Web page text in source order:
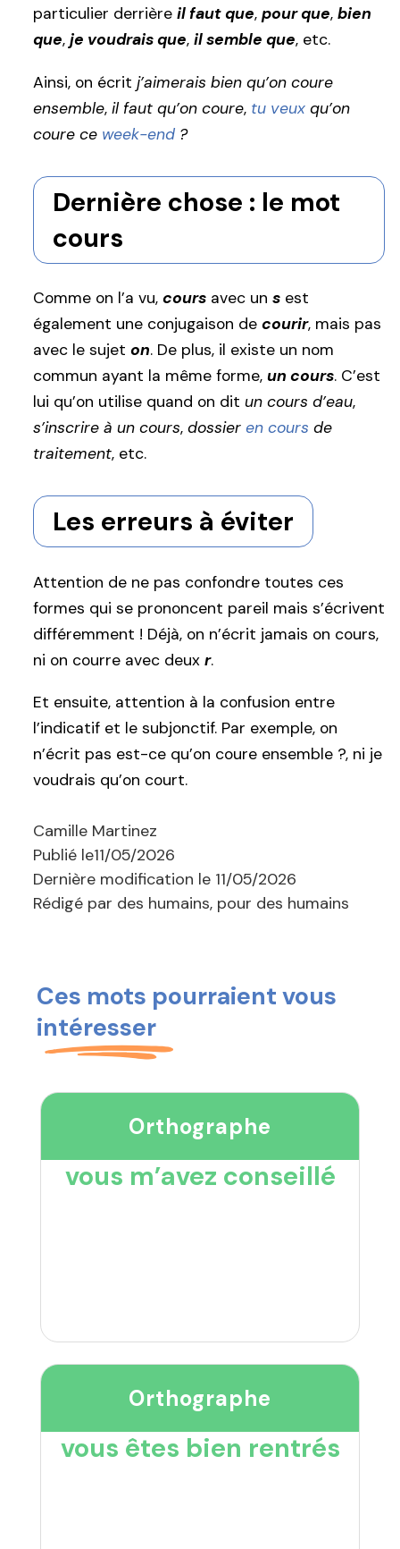
particulier derrière il faut que, pour que, bien
que, je voudrais que, il semble que, etc.
Ainsi, on écrit j’aimerais bien qu’on coure
ensemble, il faut qu’on coure, tu veux qu’on
coure ce week-end ?
Dernière chose : le mot
cours
Comme on l’a vu, cours avec un s est
également une conjugaison de courir, mais pas
avec le sujet on. De plus, il existe un nom
commun ayant la même forme, un cours. C’est
lui qu’on utilise quand on dit un cours d’eau,
s’inscrire à un cours, dossier en cours de
traitement, etc.
Les erreurs à éviter
Attention de ne pas confondre toutes ces
formes qui se prononcent pareil mais s’écrivent
différemment ! Déjà, on n’écrit jamais on cours,
ni on courre avec deux r.
Et ensuite, attention à la confusion entre
l’indicatif et le subjonctif. Par exemple, on
n’écrit pas est-ce qu’on coure ensemble ?, ni je
voudrais qu’on court.
Camille Martinez
Publié le11/05/2026
Dernière modification le 11/05/2026
Rédigé par des humains, pour des humains
Ces mots pourraient vous
intéresser
Orthographe
vous m’avez conseillé
Orthographe
vous êtes bien rentrés